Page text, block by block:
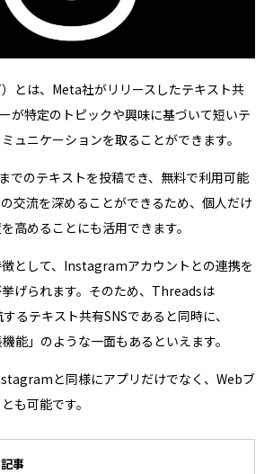
とは、Meta社がリリースしたテキスト共
が特定のトピックや興味に基づいて短いテ
ュニケーションを取ることができます。
でのテキストを投稿でき、無料で利用可能
交流を深めることができるため、個人だけ
高めることにも活用できます。
として、Instagramアカウントとの連携を
げられます。そのため、Threadsは
るテキスト共有SNSであると同時に、
能」のような一面もあるといえます。
と同様にアプリだけでなく、Webブ
も可能です。
事